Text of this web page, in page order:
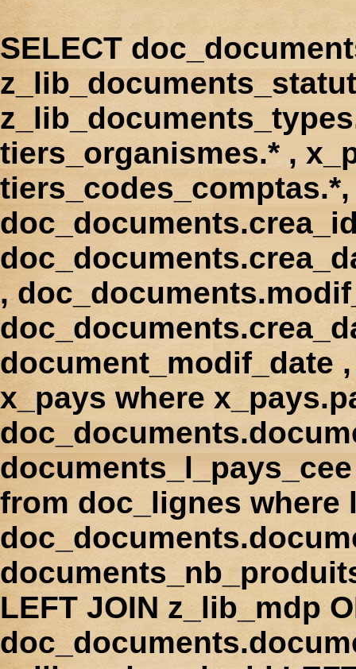
SELECT
tiers_organismes.* ,
,
document_modif_date
x_pays where
from doc_lignes where
LEFT JOIN z_lib_mdp